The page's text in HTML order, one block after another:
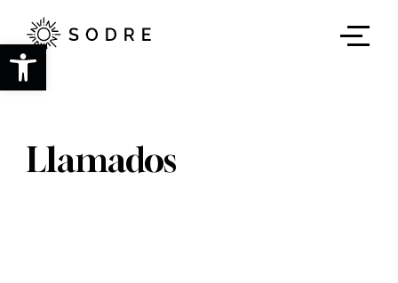
Abrir barra de herramientas
contenido
principal
Llamados